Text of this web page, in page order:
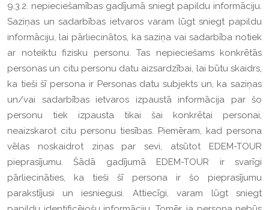
9.3.2. nepieciešamības gadījumā sniegt papildu informāciju.
Saziņas un sadarbības ietvaros varam lūgt sniegt papildu
informāciju, lai pārliecinātos, ka saziņa vai sadarbība notiek
ar noteiktu fizisku personu. Tas nepieciešams konkrētās
personas un citu personu datu aizsardzībai, lai būtu skaidrs,
ka tieši šī persona ir Personas datu subjekts un, ka saziņas
un/vai sadarbības ietvaros izpaustā informācija par šo
personu tiek izpausta tikai šai konkrētai personai,
neaizskarot citu personu tiesības. Piemēram, kad persona
vēlas noskaidrot ziņas par sevi, atsūtot EDEM-TOUR
pieprasījumu. Šādā gadījumā EDEM-TOUR ir svarīgi
pārliecināties, ka tieši šī persona ir šo pieprasījumu
parakstījusi un iesniegusi. Attiecīgi, varam lūgt sniegt